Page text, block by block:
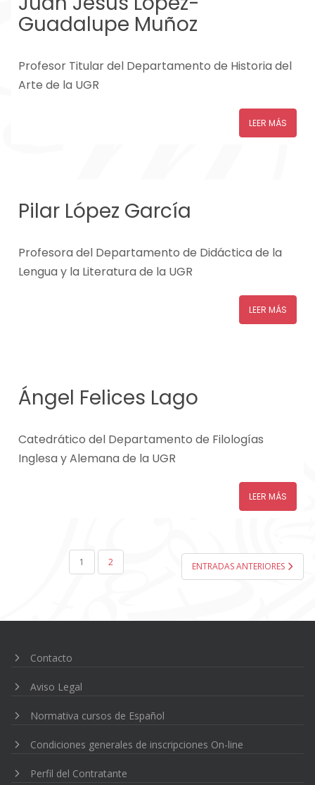
Guadalupe Muñoz
Profesor Titular del Departamento de Historia del
Arte de la UGR
LEER MÁS
Pilar López García
Profesora del Departamento de Didáctica de la
Lengua y la Literatura de la UGR
LEER MÁS
Ángel Felices Lago
Catedrático del Departamento de Filologías
Inglesa y Alemana de la UGR
LEER MÁS
PAGINACIÓN
1 2 ENTRADAS ANTERIORES
Contacto
Aviso Legal
Normativa cursos de Español
Condiciones generales de inscripciones On-line
Perfil del Contratante